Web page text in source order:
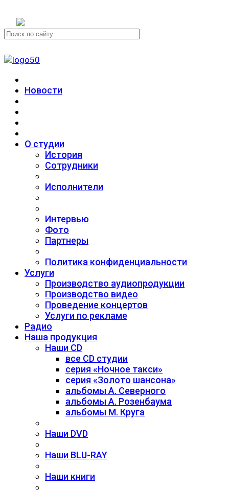
Новости
О студии
История
Сотрудники
Исполнители
Интервью
Фото
Партнеры
Политика конфиденциальности
Услуги
Производство аудиопродукции
Производство видео
Проведение концертов
Услуги по рекламе
Радио
Наша продукция
Наши CD
все CD студии
серия «Ночное такси»
серия «Золото шансона»
альбомы А. Северного
альбомы А. Розенбаума
альбомы М. Круга
Наши DVD
Наши BLU-RAY
Наши книги